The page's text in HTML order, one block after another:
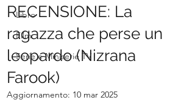
Libro
Film
Serie e Miniserie TV
RECENSIONE: La
ragazza che perse un
leopardo (Nizrana
Farook)
Aggiornamento: 10 mar 2025